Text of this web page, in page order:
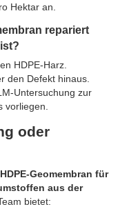
Hektar an.
repariert
HDPE-Harz.
den Defekt hinaus.
Untersuchung zur
vorliegen.
oder
Geomembran für
aus der
bietet: